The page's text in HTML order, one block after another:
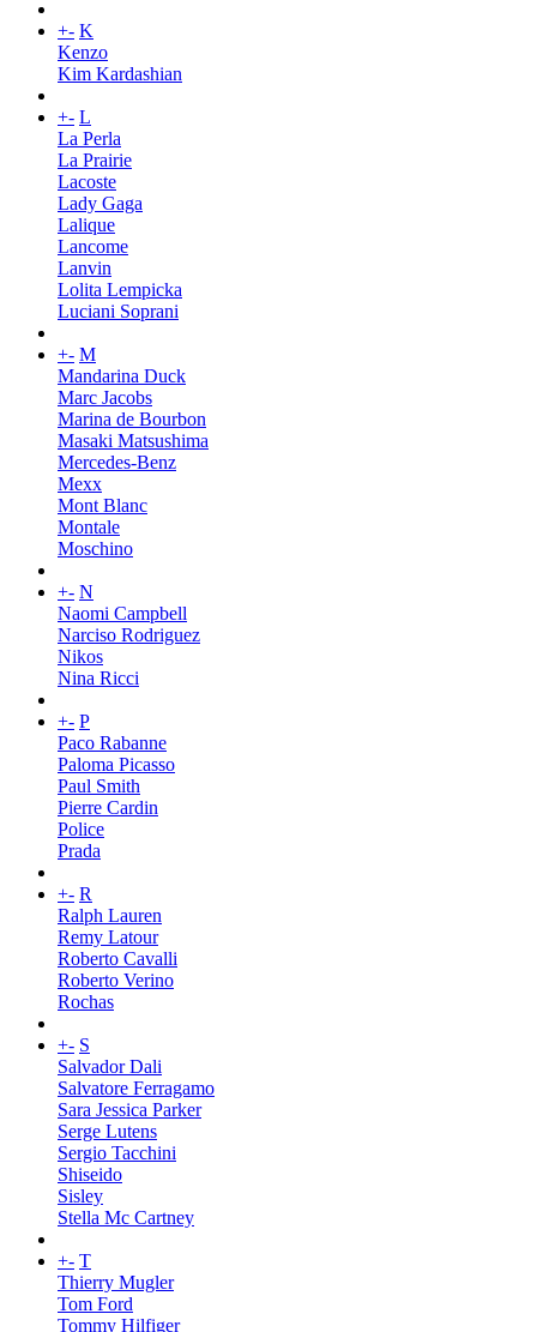
+- K
Kenzo
Kim Kardashian
+- L
La Perla
La Prairie
Lacoste
Lady Gaga
Lalique
Lancome
Lanvin
Lolita Lempicka
Luciani Soprani
+- M
Mandarina Duck
Marc Jacobs
Marina de Bourbon
Masaki Matsushima
Mercedes-Benz
Mexx
Mont Blanc
Montale
Moschino
+- N
Naomi Campbell
Narciso Rodriguez
Nikos
Nina Ricci
+- P
Paco Rabanne
Paloma Picasso
Paul Smith
Pierre Cardin
Police
Prada
+- R
Ralph Lauren
Remy Latour
Roberto Cavalli
Roberto Verino
Rochas
+- S
Salvador Dali
Salvatore Ferragamo
Sara Jessica Parker
Serge Lutens
Sergio Tacchini
Shiseido
Sisley
Stella Mc Cartney
+- T
Thierry Mugler
Tom Ford
Tommy Hilfiger